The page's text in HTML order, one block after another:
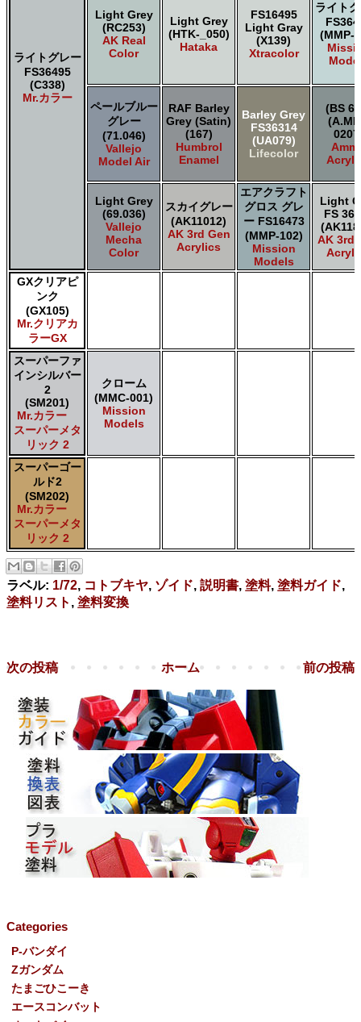
ライトグレー
FS36495
(C338)
Mr.カラー
Light Grey
(RC253)
AK Real
Color
Light Grey
(HTK-_050)
Hataka
FS16495
Light Gray
(X139)
Xtracolor
ライト
(MMP-
ペールブルー
グレー
(71.046)
Vallejo
Model Air
RAF Barley
Grey (Satin)
(167)
Humbrol
Enamel
Barley Grey
FS36314
(UA079)
Lifecolor
(BS
Light Grey
(69.036)
Vallejo
Mecha
Color
スカイグレー
(AK11012)
AK 3rd Gen
Acrylics
エアクラフト
グロス グレ
ー FS16473
(MMP-102)
Mission
Models
Light
FS
AK 3rd
GXクリアピ
ンク
(GX105)
Mr.クリアカ
ラーGX
スーパーファ
インシルバー
2
(SM201)
Mr.カラー
スーパーメタ
リック 2
クローム
(MMC-001)
Mission
Models
スーパーゴー
ルド2
(SM202)
Mr.カラー
スーパーメタ
リック 2
ラベル: 1/72, コトブキヤ, ゾイド, 説明書, 塗料, 塗料ガイド,
塗料リスト , 塗料変換
次の投稿 前の投稿
ホーム
Categories
P-バンダイ
Ζガンダム
たまごひこーき
エースコンバット